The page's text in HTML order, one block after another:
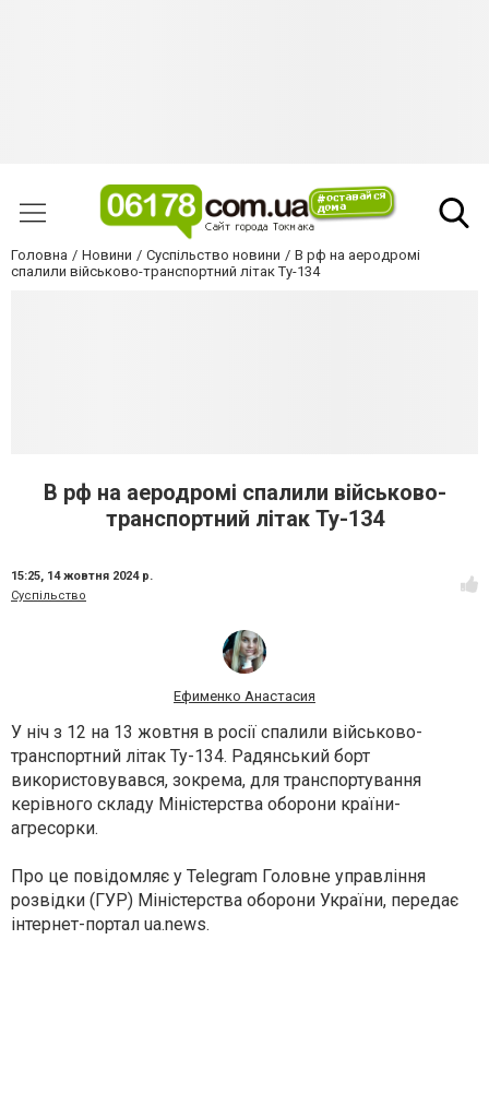
Головна Новини Суспільство новини
В рф на аеродромі
спалили військово-транспортний літак Ту-134
В рф на аеродромі спалили військово-
транспортний літак Ту-134
15:25, 14 жовтня 2024 р.
Суспільство
Ефименко Анастасия
У ніч з 12 на 13 жовтня в росії спалили військово-
транспортний літак Ту-134. Радянський борт
використовувався, зокрема, для транспортування
керівного складу Міністерства оборони країни-
агресорки.
Про це повідомляє у Telegram Головне управління
розвідки (ГУР) Міністерства оборони України, передає
інтернет-портал ua.news.